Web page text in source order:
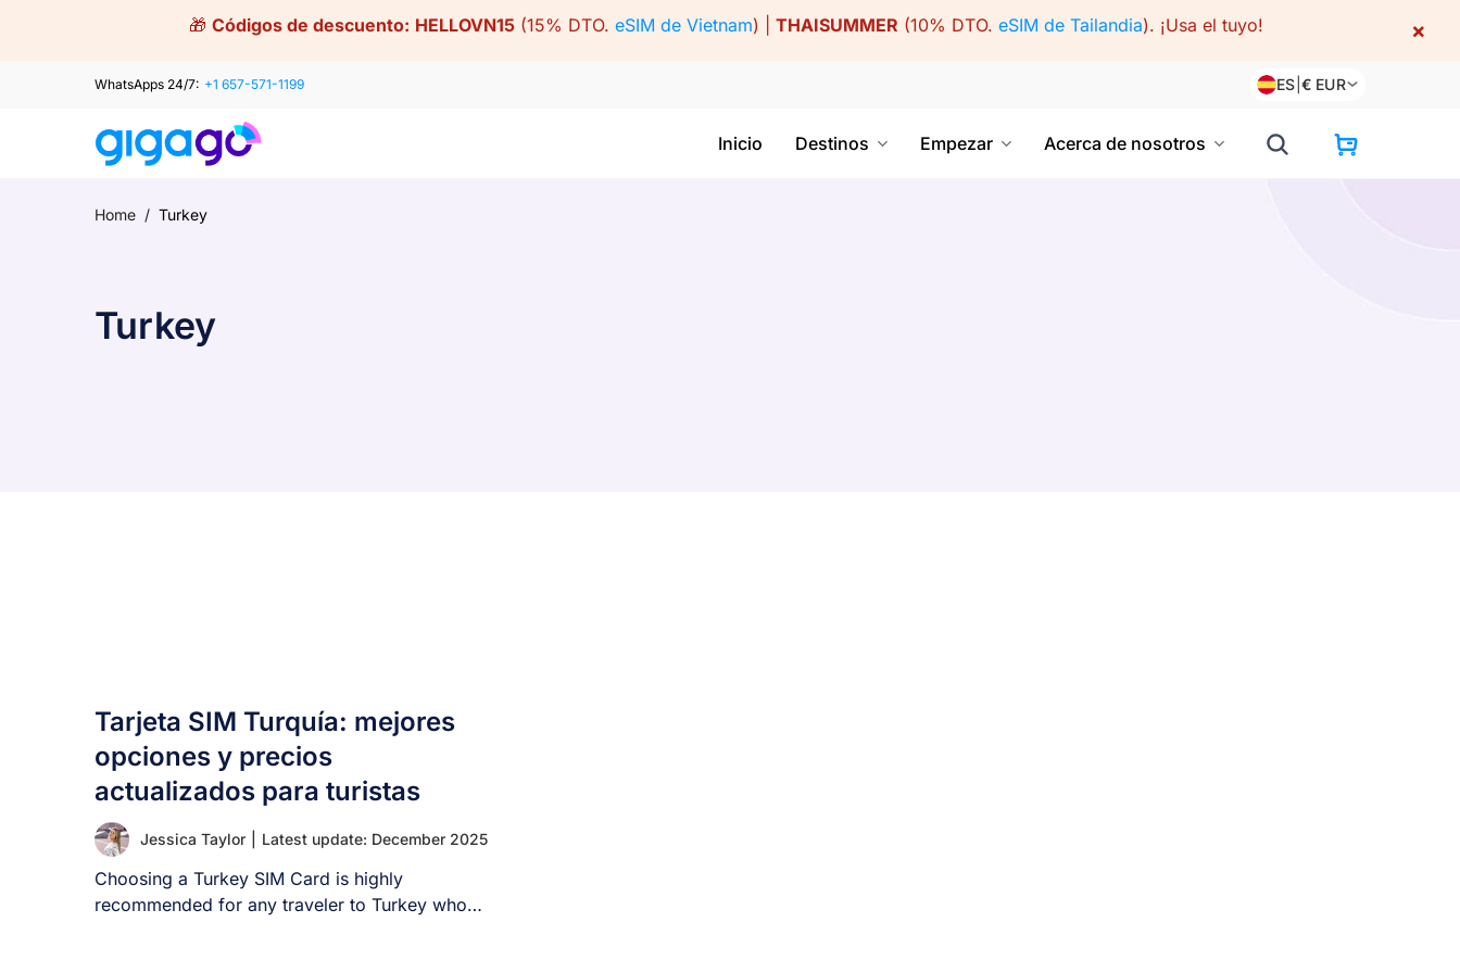
🎁 Códigos de descuento: HELLOVN15(15% DTO. eSIM de Vietnam) | THAISUMMER (10% DTO. eSIM de Tailandia). ¡Usa el tuyo! ×
WhatsApps 24/7: +1 657-571-1199 ES |€ EUR
Inicio Destinos Empezar Acerca de nosotros
Home / Turkey
Turkey
Tarjeta SIM Turquía: mejores
opciones y precios
actualizados para turistas
Jessica Taylor Latest update: December 2025
Choosing a Turkey SIM Card is highly
recommended for any traveler to Turkey who